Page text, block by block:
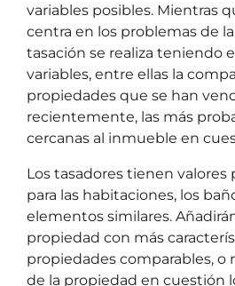
variables posibles. Mientras
centra en los problemas de
tasación se realiza teniendo
variables, entre ellas la
propiedades que se han
recientemente, las más
cercanas al inmueble en
Los tasadores tienen
para las habitaciones, los
elementos similares.
propiedad con más
propiedades comparables, o
de la propiedad en cuestión